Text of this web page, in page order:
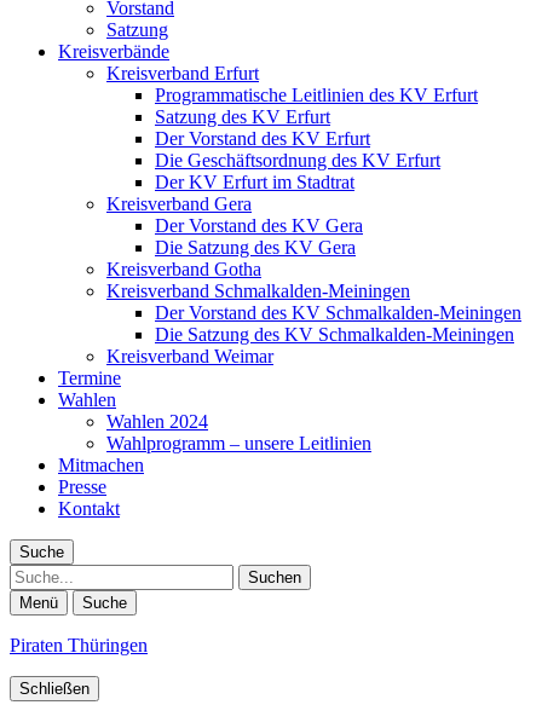
Vorstand
Satzung
Kreisverbände
Kreisverband Erfurt
Programmatische Leitlinien des KV Erfurt
Satzung des KV Erfurt
Der Vorstand des KV Erfurt
Die Geschäftsordnung des KV Erfurt
Der KV Erfurt im Stadtrat
Kreisverband Gera
Der Vorstand des KV Gera
Die Satzung des KV Gera
Kreisverband Gotha
Kreisverband Schmalkalden-Meiningen
Der Vorstand des KV Schmalkalden-Meiningen
Die Satzung des KV Schmalkalden-Meiningen
Kreisverband Weimar
Termine
Wahlen
Wahlen 2024
Wahlprogramm – unsere Leitlinien
Mitmachen
Presse
Kontakt
Suche
Suche
Menü Suche
Piraten Thüringen
Schließen